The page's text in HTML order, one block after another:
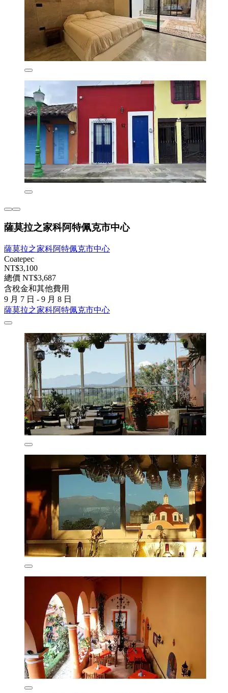
薩莫拉之家科阿特佩克市中心
薩莫拉之家科阿特佩克市中心
Coatepec
NT$3,100
總價 NT$3,687
含稅金和其他費用
9 月 7 日 - 9 月 8 日
薩莫拉之家科阿特佩克市中心